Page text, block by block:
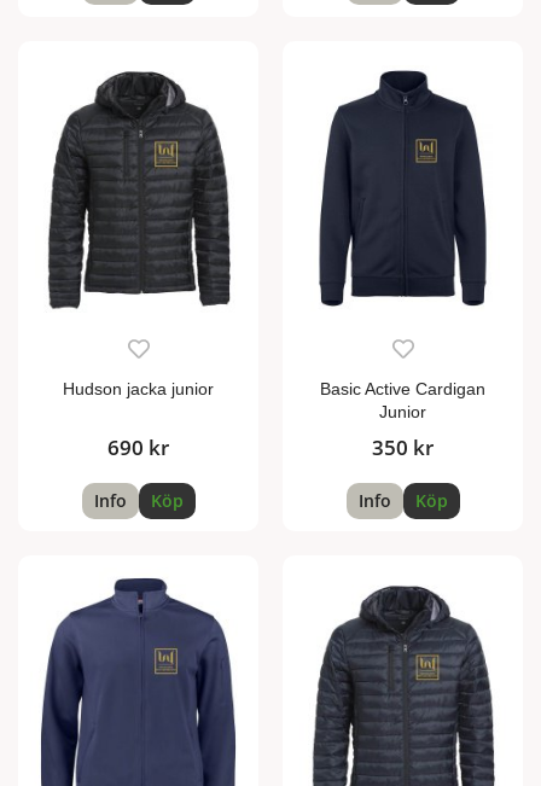
Hudson jacka junior
690 kr
Info Köp
Basic Active Cardigan
Junior
350 kr
Info Köp